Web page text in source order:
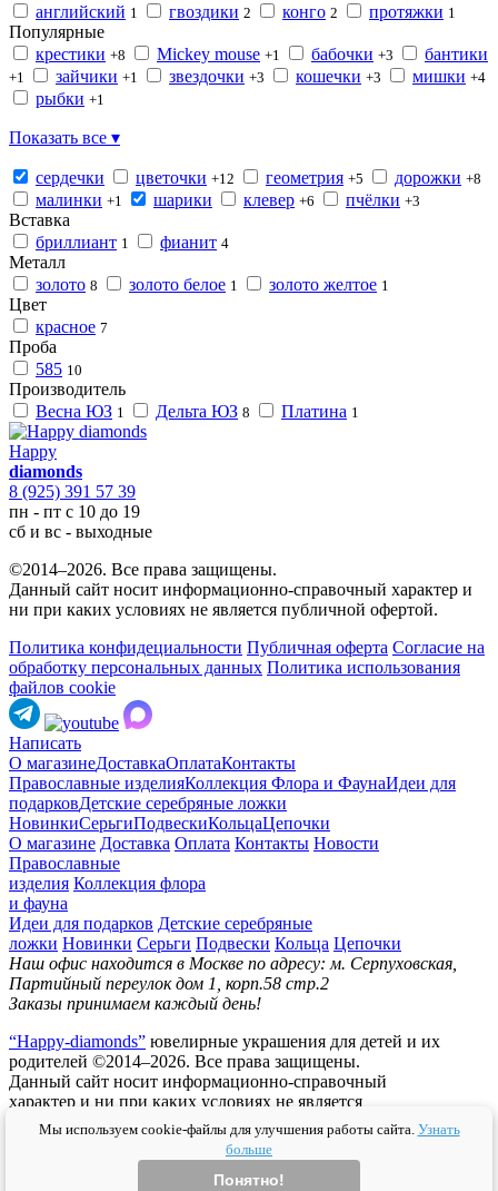
английский 1 гвоздики 2 конго 2 протяжки 1
Популярные
крестики +8 Mickey mouse +1 бабочки +3 бантики
+1 зайчики +1 звездочки +3 кошечки +3 мишки +4
рыбки +1
Показать все ▾
сердечки цветочки +12 геометрия +5 дорожки +8
малинки +1 шарики клевер +6 пчёлки +3
Вставка
бриллиант 1 фианит 4
Металл
золото 8 золото белое 1 золото желтое 1
Цвет
красное 7
Проба
585 10
Производитель
Весна ЮЗ 1 Дельта ЮЗ 8 Платина 1
Happy
diamonds
8 (925) 391 57 39
пн - пт с 10 до 19
сб и вс - выходные
©2014–2026. Все права защищены.
Данный сайт носит информационно-справочный характер и
ни при каких условиях не является публичной офертой.
Политика конфидециальности Публичная оферта Согласие на
обработку персональных данных Политика использования
файлов cookie
Написать
О магазинеДоставкаОплатаКонтакты
Православные изделияКоллекция Флора и ФаунаИдеи для
подарковДетские серебряные ложки
НовинкиСерьгиПодвескиКольцаЦепочки
О магазине Доставка Оплата Контакты Новости
Православные
изделия Коллекция флора
и фауна
Идеи для подарков Детские серебряные
ложки Новинки Серьги Подвески Кольца Цепочки
Наш офис находится в Москве по адресу: м. Серпуховская,
Партийный переулок дом 1, корп.58 стр.2
Заказы принимаем каждый день!
“Happy-diamonds” ювелирные украшения для детей и их
родителей ©2014–2026. Все права защищены.
Данный сайт носит информационно-справочный
характер и ни при каких условиях не является
публичной офертой.
Политика конфидециальности Публичная оферта
обработку персональных данных Политика использования
Мы используем cookie-файлы для улучшения работы сайта. Узнать
больше
Понятно!